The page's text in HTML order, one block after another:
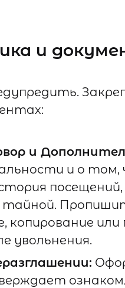
и
и
и о том,
тайной.
копирование
увольнения.